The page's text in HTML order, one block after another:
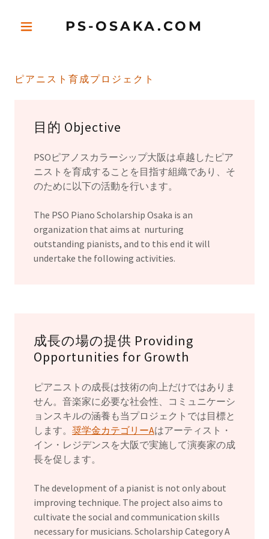
PS-OSAKA.COM
ピアニスト育成プロジェクト
目的 Objective
PSOピアノスカラーシップ大阪は卓越したピア
ニストを育成することを目指す組織であり、そ
のために以下の活動を行います。
The PSO Piano Scholarship Osaka is an
organization that aims at nurturing
outstanding pianists, and to this end it will
undertake the following activities.
成長の場の提供 Providing
Opportunities for Growth
ピアニストの成長は技術の向上だけではありま
せん。音楽家に必要な社会性、コミュニケーシ
ョンスキルの涵養も当プロジェクトでは目標と
します。 奨学金カテゴリーAはアーティスト・
イン・レジデンスを大阪で実施して演奏家の成
長を促します。
The development of a pianist is not only about
improving technique. The project also aims to
cultivate the social and communication skills
necessary for musicians. Scholarship Category A